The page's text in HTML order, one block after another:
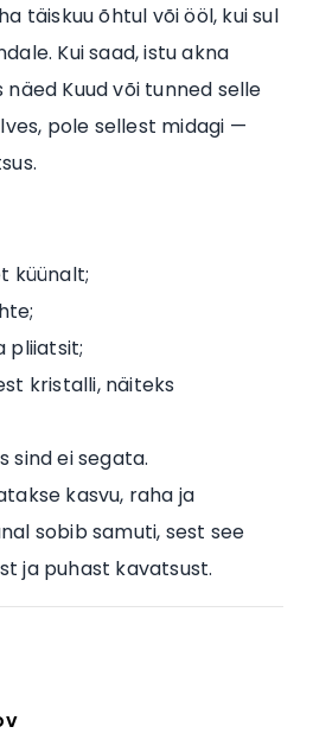
täiskuu õhtul või ööl, kui sul
Kui saad, istu akna
näed Kuud või tunned selle
pole sellest midagi —
küünalt;
pliiatsit;
kristalli, näiteks
sind ei segata.
kasvu, raha ja
sobib samuti, sest see
ja puhast kavatsust.